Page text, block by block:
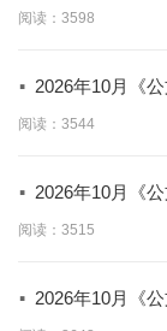
背】
阅读：3598
· 2026年10月《
学】
阅读：3544
· 2026年10月《
阅读：3515
· 2026年10月《